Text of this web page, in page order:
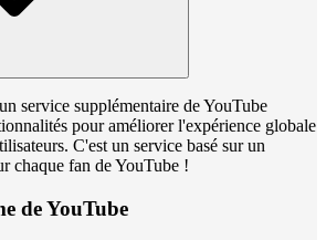
service supplémentaire de YouTube
pour améliorer l'expérience globale
C'est un service basé sur un
chaque fan de YouTube !
de YouTube